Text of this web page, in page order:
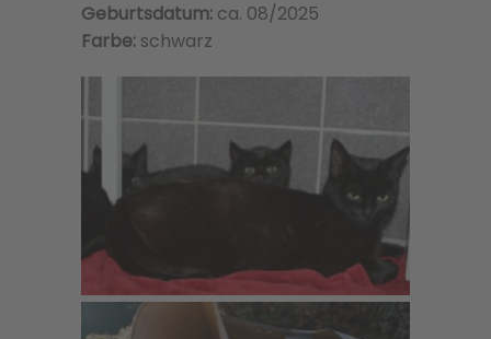
Geburtsdatum: ca. 08/2025
Farbe: schwarz